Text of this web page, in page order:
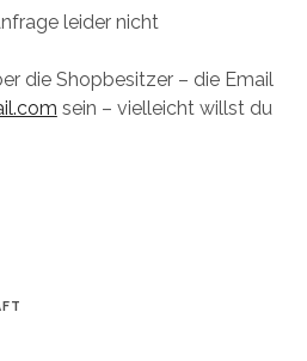
leider nicht
die Shopbesitzer – die Email
sein – vielleicht willst du